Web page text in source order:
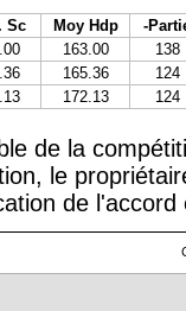
Sc Moy Hdp
-
163.00
138
165.36
124
172.13 124
de la
le
de